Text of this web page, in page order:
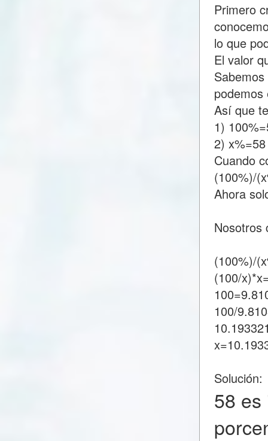
Primero
lo que
El valor
Así que
1)
2) x%=58
Cuando
(100%)/
Ahora
Nosotros
(100%)/
(100/
100/
Solución:
58